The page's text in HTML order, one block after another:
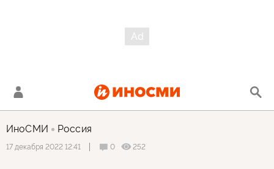
ИноСМИ Россия
17 декабря 2022 12:41 0 252